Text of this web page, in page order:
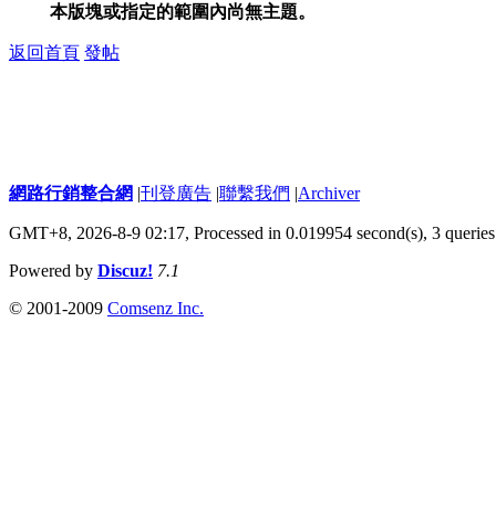
本版塊或指定的範圍內尚無主題。
返回首頁 發帖
網路行銷整合網 |刊登廣告 |聯繫我們 |Archiver
GMT+8, 2026-8-9 02:17, Processed in 0.019954 second(s), 3 queries
Powered by Discuz! 7.1
© 2001-2009 Comsenz Inc.